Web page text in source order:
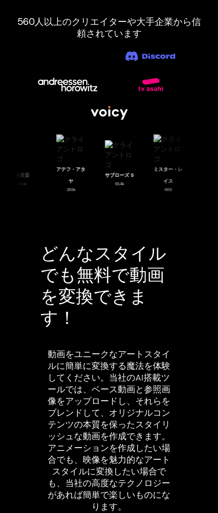
560人以上のクリエイターや大手企業から信
頼されています
佐渡斎
484k
アテフ・アタ
288k
サブローズ S
914k
ミスター・レ
イス
669
どんなスタイル
でも無料で動画
を変換できま
す！
動画をユニークなアートスタイ
ルに簡単に変換する魔法を体験
してください。当社のAI搭載ツ
ールでは、ベース動画と参照画
像をアップロードし、それらを
ブレンドして、オリジナルコン
テンツの本質を保ったスタイリ
ッシュな動画を作成できます。
アニメーションを作成したい場
合でも、映像を魅力的なアート
スタイルに変換したい場合で
も、当社の高度なテクノロジー
があれば簡単で楽しいものにな
ります。